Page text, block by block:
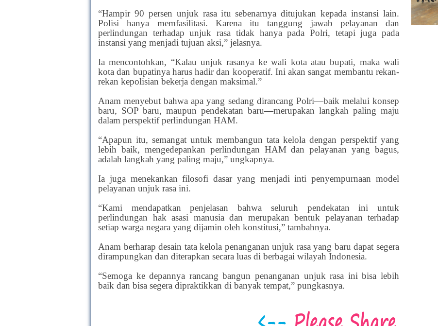
“Hampir 90 persen unjuk rasa itu sebenarnya ditujukan kepada instansi lain.
Polisi hanya memfasilitasi. Karena itu tanggung jawab pelayanan dan
perlindungan terhadap unjuk rasa tidak hanya pada Polri, tetapi juga pada
instansi yang menjadi tujuan aksi,” jelasnya.
Ia mencontohkan, “Kalau unjuk rasanya ke wali kota atau bupati, maka wali
kota dan bupatinya harus hadir dan kooperatif. Ini akan sangat membantu rekan-
rekan kepolisian bekerja dengan maksimal.”
Anam menyebut bahwa apa yang sedang dirancang Polri—baik melalui konsep
baru, SOP baru, maupun pendekatan baru—merupakan langkah paling maju
dalam perspektif perlindungan HAM.
“Apapun itu, semangat untuk membangun tata kelola dengan perspektif yang
lebih baik, mengedepankan perlindungan HAM dan pelayanan yang bagus,
adalah langkah yang paling maju,” ungkapnya.
Ia juga menekankan filosofi dasar yang menjadi inti penyempurnaan model
pelayanan unjuk rasa ini.
“Kami mendapatkan penjelasan bahwa seluruh pendekatan ini untuk
perlindungan hak asasi manusia dan merupakan bentuk pelayanan terhadap
setiap warga negara yang dijamin oleh konstitusi,” tambahnya.
Anam berharap desain tata kelola penanganan unjuk rasa yang baru dapat segera
dirampungkan dan diterapkan secara luas di berbagai wilayah Indonesia.
“Semoga ke depannya rancang bangun penanganan unjuk rasa ini bisa lebih
baik dan bisa segera dipraktikkan di banyak tempat,” pungkasnya.